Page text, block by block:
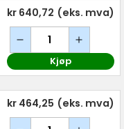
kr 640,72 (eks. mva)
Kjøp
kr 464,25 (eks. mva)